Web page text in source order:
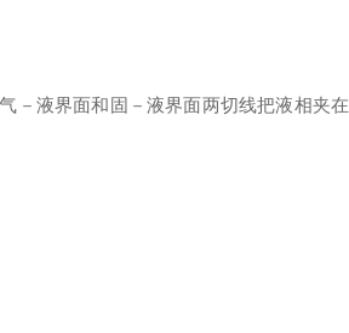
液界面和固－液界面两切线把液相夹在